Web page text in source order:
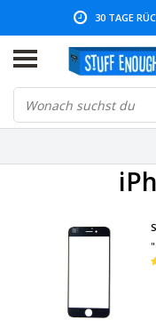
30 TAGE
NIEDRIGE